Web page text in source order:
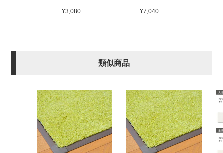
¥3,080 ¥7,040
類似商品